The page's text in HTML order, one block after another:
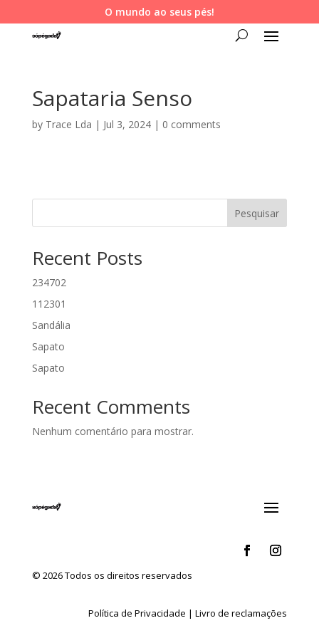
O mundo ao seus pés!
Sapataria Senso
by Trace Lda | Jul 3, 2024| 0 comments
Pesquisar
Recent Posts
234702
112301
Sandália
Sapato
Sapato
Recent Comments
Nenhum comentário para mostrar.
© 2026 Todos os direitos reservados
Política de Privacidade |Livro de reclamações